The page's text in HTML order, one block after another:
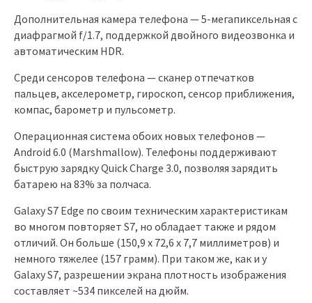
Дополнительная камера телефона — 5-мегапиксельная с
диафрагмой f/1.7, поддержкой двойного видеозвонка и
автоматическим HDR.
Среди сенсоров телефона — сканер отпечатков
пальцев, акселерометр, гироскоп, сенсор приближения,
компас, барометр и пульсометр.
Операционная система обоих новых телефонов —
Android 6.0 (Marshmallow). Телефоны поддерживают
быструю зарядку Quick Charge 3.0, позволяя зарядить
батарею на 83% за полчаса.
Galaxy S7 Edge по своим техническим характеристикам
во многом повторяет S7, но обладает также и рядом
отличий. Он больше (150,9 x 72,6 x 7,7 миллиметров) и
немного тяжелее (157 грамм). При таком же, как и у
Galaxy S7, разрешении экрана плотность изображения
составляет ~534 пикселей на дюйм.